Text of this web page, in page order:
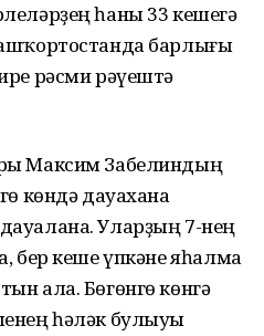
һаны 33 кешегə
барлығы
рəсми рəүештə
Максим Забелиндың
көндə дауахана
Уларҙың 7-нең
бер кеше үпкəне яһалма
ала. Бөгөнгө көнгə
һəлəк булыуы